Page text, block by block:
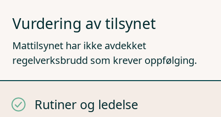
Vurdering av tilsynet
Mattilsynet har ikke avdekket
regelverksbrudd som krever oppfølging.
Rutiner og ledelse